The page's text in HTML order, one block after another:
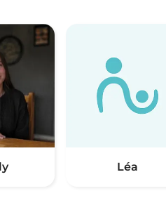
Léa